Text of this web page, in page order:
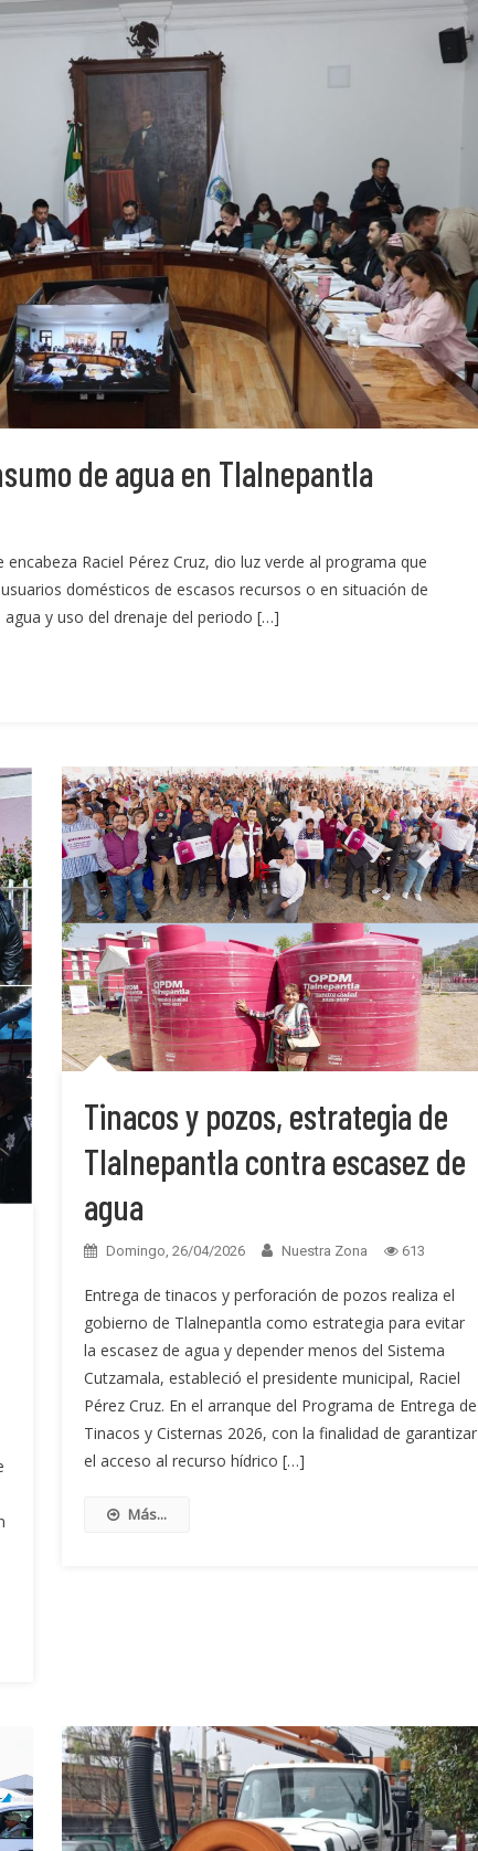
de agua en Tlalnepantla
Raciel Pérez Cruz, dio luz verde al programa que
domésticos de escasos recursos o en situación de
y uso del drenaje del periodo […]
Tinacos y pozos, estrategia de
Tlalnepantla contra escasez de
agua
Domingo, 26/04/2026 Nuestra Zona 613
Entrega de tinacos y perforación de pozos realiza el
gobierno de Tlalnepantla como estrategia para evitar
la escasez de agua y depender menos del Sistema
Cutzamala, estableció el presidente municipal, Raciel
Pérez Cruz. En el arranque del Programa de Entrega de
Tinacos y Cisternas 2026, con la finalidad de garantizar
el acceso al recurso hídrico […]
Más...